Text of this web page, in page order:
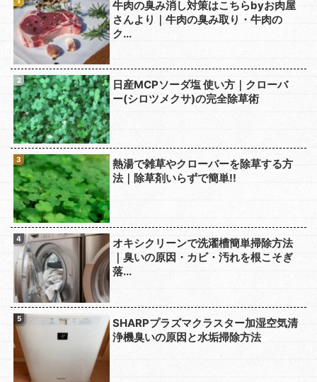
牛肉の臭み消し対策はこちらbyお肉屋
さんより｜牛肉の臭み取り・牛肉の
ク...
日産MCPソーダ塩 使い方｜クローバ
ー(シロツメクサ)の完全除草術
熱湯で雑草やクローバーを除草する方
法｜除草剤いらずで簡単!!
オキシクリーンで洗濯槽簡単掃除方法
｜臭いの原因・カビ・汚れを根こそぎ
落...
SHARPプラズマクラスター加湿空気清
浄機臭いの原因と水垢掃除方法